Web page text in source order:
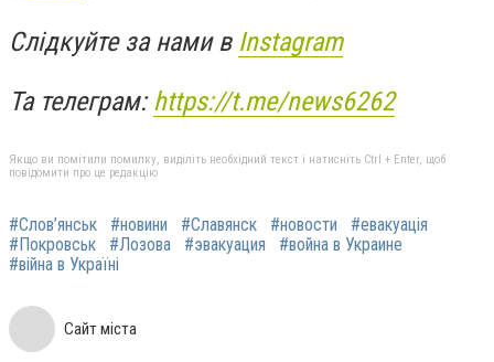
Слідкуйте за нами в Instagram
Та телеграм: https://t.me/news6262
Якщо ви помітили помилку, виділіть необхідний текст і натисніть Ctrl + Enter, щоб
повідомити про це редакцію
#Слов’янськ #новини #Славянск #новости
#евакуація
#Покровськ
#Лозова #эвакуация
#война в Украине
#війна в Україні
Сайт міста